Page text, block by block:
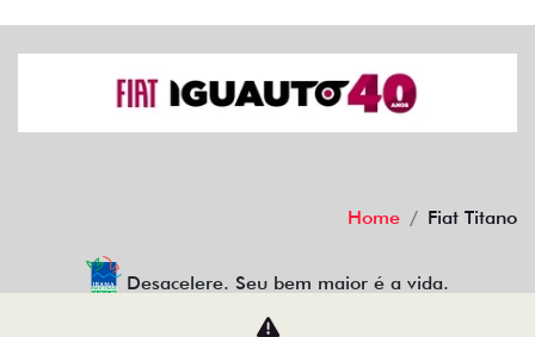
Home Fiat Titano
Desacelere. Seu bem maior é a vida.